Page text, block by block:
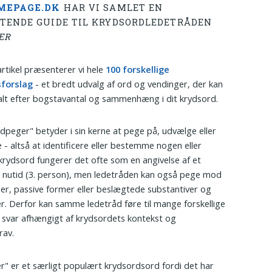
HAR VI SAMLET EN
GUIDE TIL KRYDSORDLEDETRÅDEN
præsenterer vi hele 100 forskellige
- et bredt udvalg af ord og vendinger, der kan
efter bogstavantal og sammenhæng i dit krydsord.
betyder i sin kerne at pege på, udvælge eller
- altså at identificere eller bestemme nogen eller
fungerer det ofte som en angivelse af et
(3. person), men ledetråden kan også pege mod
passive former eller beslægtede substantiver og
Derfor kan samme ledetråd føre til mange forskellige
afhængigt af krydsordets kontekst og
er et særligt populært krydsordsord fordi det har